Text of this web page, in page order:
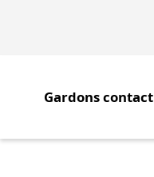
Gardons contact